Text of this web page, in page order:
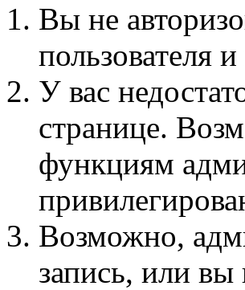
Вы не
пользователя
У вас
странице.
функциям
Возможно,
запись, или вы